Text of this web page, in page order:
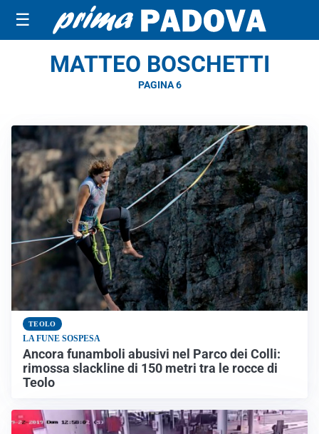
☰
MATTEO BOSCHETTI
PAGINA 6
TEOLO
LA FUNE SOSPESA
Ancora funamboli abusivi nel Parco dei Colli:
rimossa slackline di 150 metri tra le rocce di
Teolo